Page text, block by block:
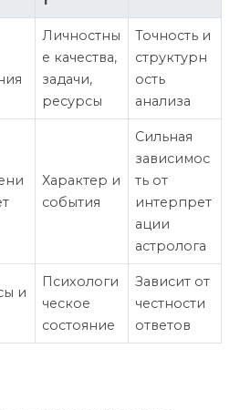
Личностны
е качества,
задачи,
ресурсы
Точность и
структурн
ость
анализа
Характер и
события
Сильная
зависимос
ть от
интерпрет
ации
астролога
и
Психологи
ческое
состояние
Зависит от
честности
ответов